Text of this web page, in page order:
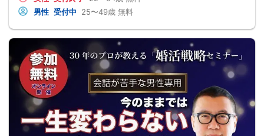
男性 受付中 25〜49歳 無料